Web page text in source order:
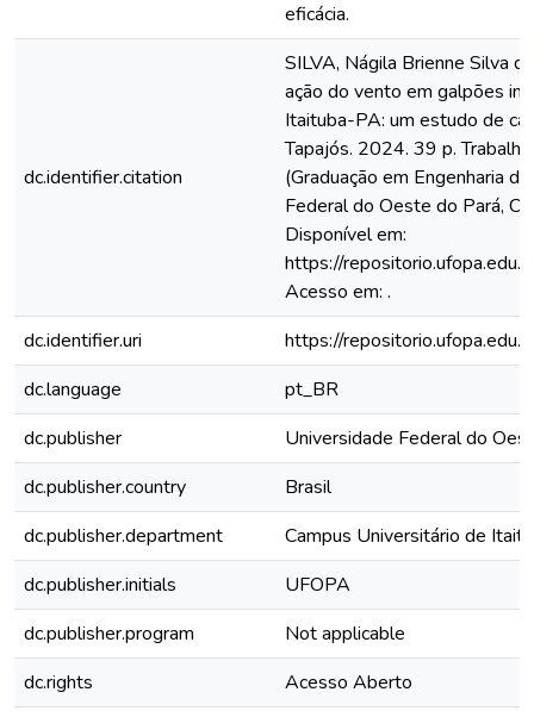
eficácia.
dc.identifier.citation
SILVA, Nágila Brienne Silva
ação do vento em galpões
Itaituba-PA: um estudo de
Tapajós. 2024. 39 p.
(Graduação em Engenharia
Federal do Oeste do Pará,
Disponível em:
https://
Acesso em: .
dc.identifier.uri
https://
dc.language
pt_BR
dc.publisher
Universidade Federal do
dc.publisher.country
Brasil
dc.publisher.department
Campus Universitário de
dc.publisher.initials
UFOPA
dc.publisher.program
Not applicable
dc.rights
Acesso Aberto